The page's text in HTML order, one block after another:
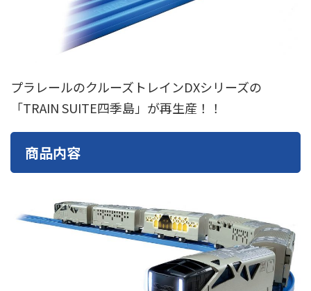
国鉄 大阪メトロ 富士急行
小田急電鉄 新幹線
蒸気機関車 西武鉄道 近鉄
プラレールのクルーズトレインDXシリーズの
「TRAIN SUITE四季島」が再生産！！
商品内容